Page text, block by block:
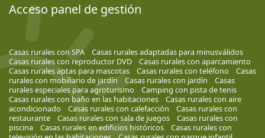
Acceso panel de gestión
Casas rurales con SPA
Casas rurales adaptadas para minusválidos
Casas rurales con reproductor DVD
Casas rurales con aparcamiento
Casas rurales aptas para mascotas
Casas rurales con teléfono
Casas
rurales con mobiliario de jardín
Casas rurales con jardín
Casas
rurales especiales para agroturismo
Camping con pista de tenis
Casas rurales con baño en las habitaciones
Casas rurales con aire
acondicionado
Casas rurales con calefacción
Casas rurales con
restaurante
Casas rurales con sala de juegos
Casas rurales con
piscina
Casas rurales en edificios históricos
Casas rurales con